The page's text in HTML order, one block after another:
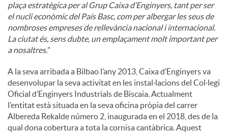
plaça estratègica per al Grup Caixa d’Enginyers, tant per ser
el nucli econòmic del País Basc, com per albergar les seus de
nombroses empreses de rellevància nacional i internacional.
La ciutat és, sens dubte, un emplaçament molt important per
a nosaltres.”
A la seva arribada a Bilbao l’any 2013, Caixa d’Enginyers va
desenvolupar la seva activitat en les instal·lacions del Col·legi
Oficial d’Enginyers Industrials de Biscaia. Actualment
l’entitat està situada en la seva oficina pròpia del carrer
Albereda Rekalde número 2, inaugurada en el 2018, des de la
qual dona cobertura a tota la cornisa cantàbrica. Aquest